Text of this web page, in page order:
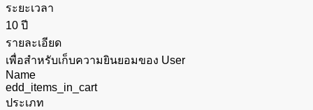
ระยะเวลา
10 ปี
รายละเอียด
เพื่อสำหรับเก็บความยินยอมของ User
Name
edd_items_in_cart
ประเภท